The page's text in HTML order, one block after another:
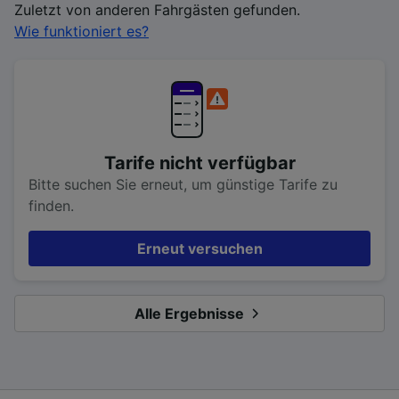
Zuletzt von anderen Fahrgästen gefunden.
Wie funktioniert es?
Tarife nicht verfügbar
Bitte suchen Sie erneut, um günstige Tarife zu
finden.
Erneut versuchen
Alle Ergebnisse